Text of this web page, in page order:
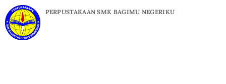
Skip
to
content
PERPUSTAKAAN SMK BAGIMU NEGERIKU